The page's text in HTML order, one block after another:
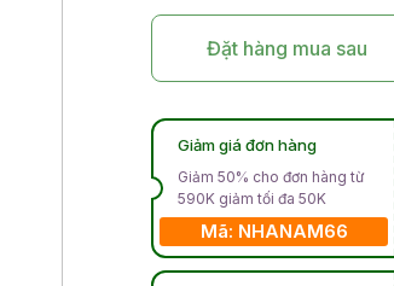
Đặt hàng mua sau
Giảm giá đơn hàng
Giảm 50% cho đơn hàng từ
590K giảm tối đa 50K
Mã: NHANAM66